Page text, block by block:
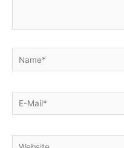
Name*
E-
Mail*
Website